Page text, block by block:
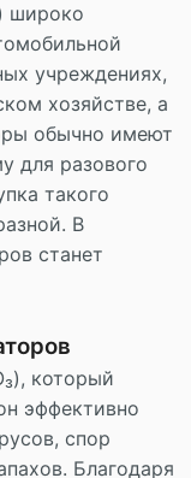
широко
учреждениях,
хозяйстве, а
обычно имеют
для разового
такого
В
станет
который
эффективно
спор
Благодаря